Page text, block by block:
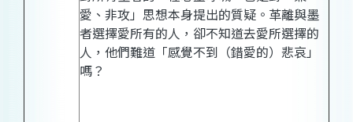
愛、非攻」思想本身提出的質疑。革離與墨
者選擇愛所有的人，卻不知道去愛所選擇的
人，他們難道「感覺不到（錯愛的）悲哀 」
嗎？